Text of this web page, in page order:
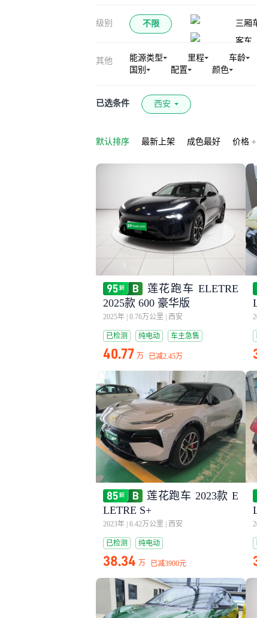
级别 不限 三厢
客车
其他 能源类型 里程 车龄
国别
配置 颜色
已选条件 西安
默认排序 最新上架 成色最好 价格
莲花跑车 ELETRE
2025款 600 豪华版
2025年 0.76万公里 西安
已检测 纯电动 车主急售
40.77 万 已减2.45万
莲花跑车 2023款 E
LETRE S+
2023年 6.42万公里 西安
已检测 纯电动
38.34 万 已减3900元